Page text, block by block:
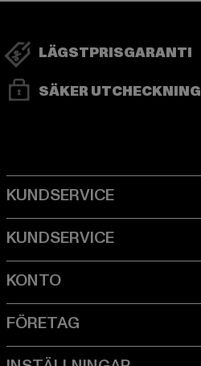
LÄGSTPRISGARANTI
SÄKER UTCHECKNING